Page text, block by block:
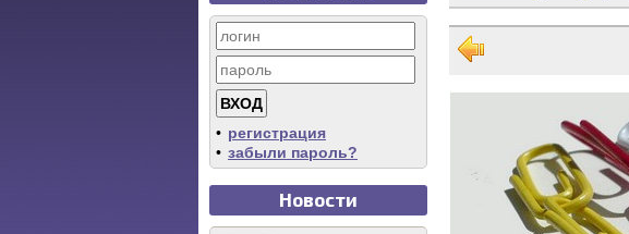
• регистрация
• забыли пароль?
Новости